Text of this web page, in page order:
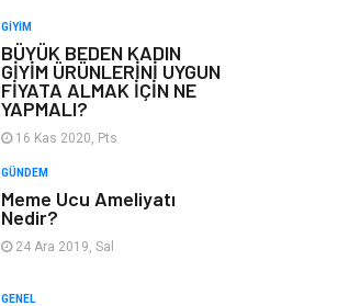
Mobilya
Organizasyon
Maden ve Metal
GIYIM
BÜYÜK BEDEN KADIN
GİYİM ÜRÜNLERİNİ UYGUN
FİYATA ALMAK İÇİN NE
YAPMALI?
16 Kas 2020, Pts
GÜNDEM
Meme Ucu Ameliyatı
Nedir?
24 Ara 2019, Sal
GENEL